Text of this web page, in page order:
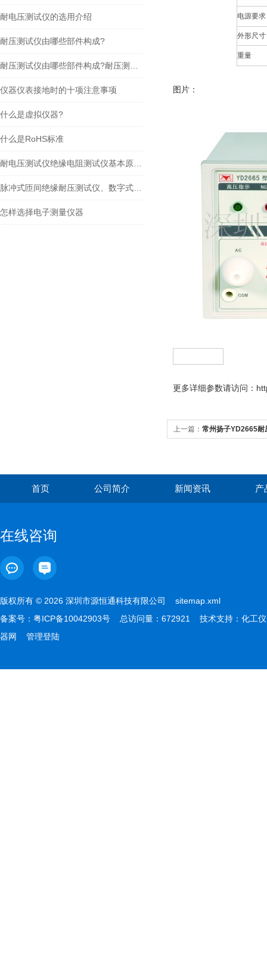
耐电压测试仪的选用介绍
耐压测试仪由哪些部件构成?
仪器仪表接地时的十项注意事项
什么是虚拟仪器?
什么是RoHS标准
怎样选择电子测量仪器
电源要求
外形尺寸
重量
图片：
更多详细参数请访问：
上一篇： 常州扬子YD2665耐
首页 公司简介 新闻资讯 产
在线咨询
版权所有 © 2026 深圳市源恒通科技有限公司 sitemap.xml
备案号： 粤ICP备10042903号 总访问量：672921 技术支持： 化工仪
器网
管理登陆